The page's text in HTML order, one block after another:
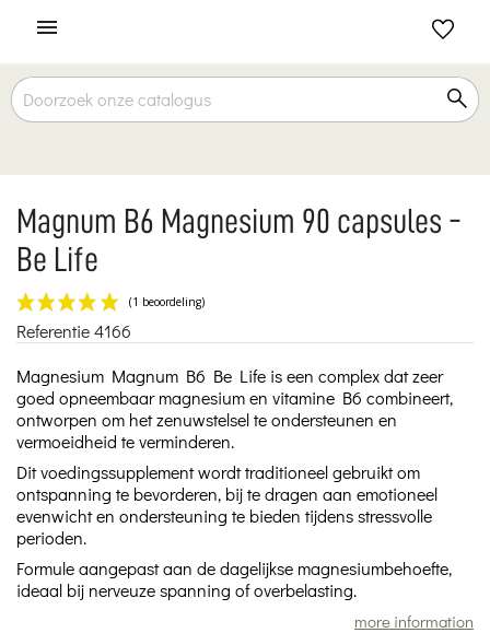

Magnum B6 Magnesium 90 capsules -
Be Life
Referentie4166
Magnesium Magnum B6 Be Life is een complex dat zeer
goed opneembaar magnesium en vitamine B6 combineert,
ontworpen om het zenuwstelsel te ondersteunen en
vermoeidheid te verminderen.
Dit voedingssupplement wordt traditioneel gebruikt om
ontspanning te bevorderen, bij te dragen aan emotioneel
evenwicht en ondersteuning te bieden tijdens stressvolle
perioden.
Formule aangepast aan de dagelijkse magnesiumbehoefte,
ideaal bij nerveuze spanning of overbelasting.
more information